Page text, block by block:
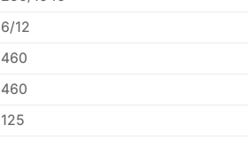
6/12
460
460
125